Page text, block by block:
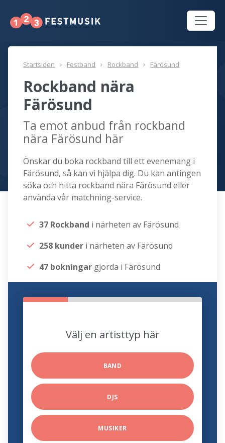
Startsiden Festband Rockband Färösund
Rockband nära
Färösund
Ta emot anbud från rockband
nära Färösund här
Önskar du boka rockband till ett evenemang i
Färösund, så kan vi hjälpa dig. Du kan antingen
söka och hitta rockband nära Färösund eller
använda vår matchning-service.
37 Rockband i närheten av Färösund
258 kunder i närheten av Färösund
47 bokningar gjorda i Färösund
Välj en artisttyp här
BAND
DJS
MUSIKER